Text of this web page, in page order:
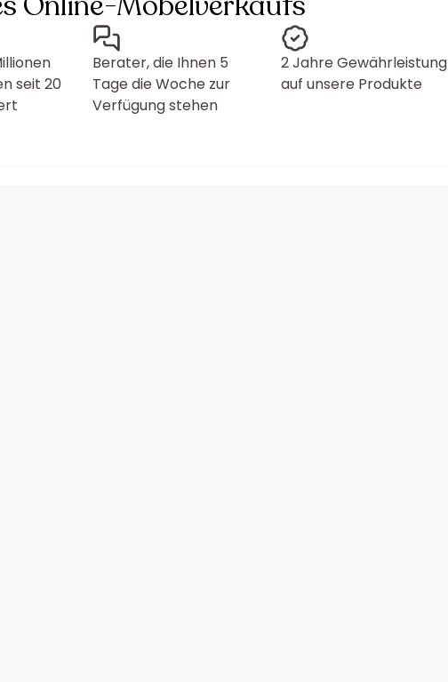
seit 20
Berater, die Ihnen 5
Tage die Woche zur
Verfügung stehen
2 Jahre Gewährleistung
auf unsere Produkte